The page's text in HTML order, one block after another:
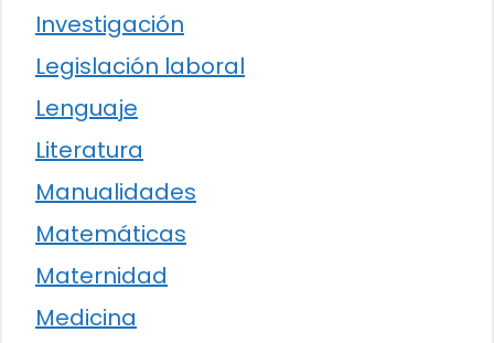
Investigación
Legislación laboral
Lenguaje
Literatura
Manualidades
Matemáticas
Maternidad
Medicina